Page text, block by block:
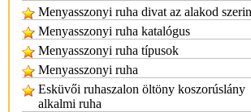
Menyasszonyi ruha divat az alakod
Menyasszonyi ruha katalógus
Menyasszonyi ruha típusok
Menyasszonyi ruha
Esküvői ruhaszalon öltöny koszorúslány
alkalmi ruha